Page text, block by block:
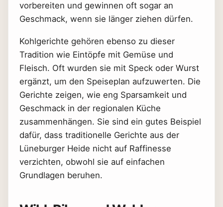
vorbereiten und gewinnen oft sogar an
Geschmack, wenn sie länger ziehen dürfen.
Kohlgerichte gehören ebenso zu dieser
Tradition wie Eintöpfe mit Gemüse und
Fleisch. Oft wurden sie mit Speck oder Wurst
ergänzt, um den Speiseplan aufzuwerten. Die
Gerichte zeigen, wie eng Sparsamkeit und
Geschmack in der regionalen Küche
zusammenhängen. Sie sind ein gutes Beispiel
dafür, dass traditionelle Gerichte aus der
Lüneburger Heide nicht auf Raffinesse
verzichten, obwohl sie auf einfachen
Grundlagen beruhen.